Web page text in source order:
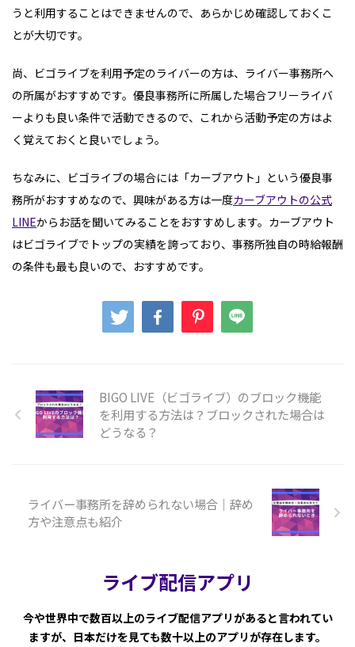
うと利用することはできませんので、あらかじめ確認しておくこ
とが大切です。
尚、ビゴライブを利用予定のライバーの方は、ライバー事務所へ
の所属がおすすめです。優良事務所に所属した場合フリーライバ
ーよりも良い条件で活動できるので、これから活動予定の方はよ
く覚えておくと良いでしょう。
ちなみに、ビゴライブの場合には「カーブアウト」という優良事
務所がおすすめなので、興味がある方は一度カーブアウトの公式
LINEからお話を聞いてみることをおすすめします。カーブアウト
はビゴライブでトップの実績を誇っており、事務所独自の時給報酬
の条件も最も良いので、おすすめです。
BIGO LIVE（ビゴライブ）のブロック機能
を利用する方法は？ブロックされた場合は
どうなる？
ライバー事務所を辞められない場合｜辞め
方や注意点も紹介
ライブ配信アプリ
今や世界中で数百以上のライブ配信アプリがあると言われてい
ますが、日本だけを見ても数十以上のアプリが存在します。